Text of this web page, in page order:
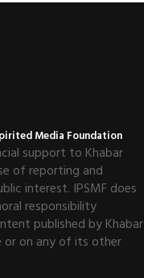
Media Foundation
support to Khabar
of reporting and
interest. IPSMF does
responsibility
published by Khabar
or on any of its other